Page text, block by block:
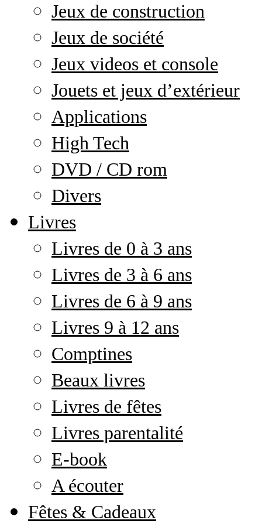
Jeux de construction
Jeux de société
Jeux videos et console
Jouets et jeux d’extérieur
Applications
High Tech
DVD / CD rom
Divers
Livres
Livres de 0 à 3 ans
Livres de 3 à 6 ans
Livres de 6 à 9 ans
Livres 9 à 12 ans
Comptines
Beaux livres
Livres de fêtes
Livres parentalité
E-book
A écouter
Fêtes & Cadeaux